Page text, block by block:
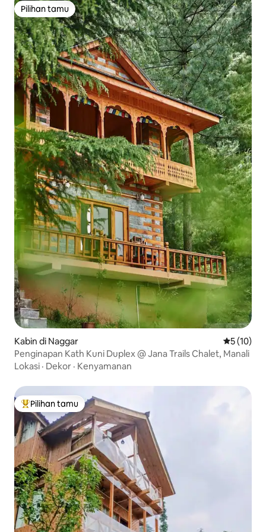
Pilihan tamu
Pilihan tamu
Kabin di Naggar Nilai rata-
5 (10)
Penginapan Kath Kuni Duplex @ Jana Trails Chalet, Manali
Lokasi · Dekor · Kenyamanan
Pilihan tamu terpopuler
Pilihan tamu